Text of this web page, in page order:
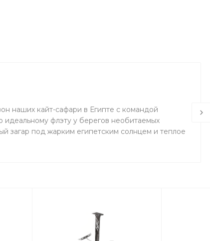
наших кайт-сафари в Египте с командой
идеальному флэту у берегов необитаемых
загар под жарким египетским солнцем и теплое